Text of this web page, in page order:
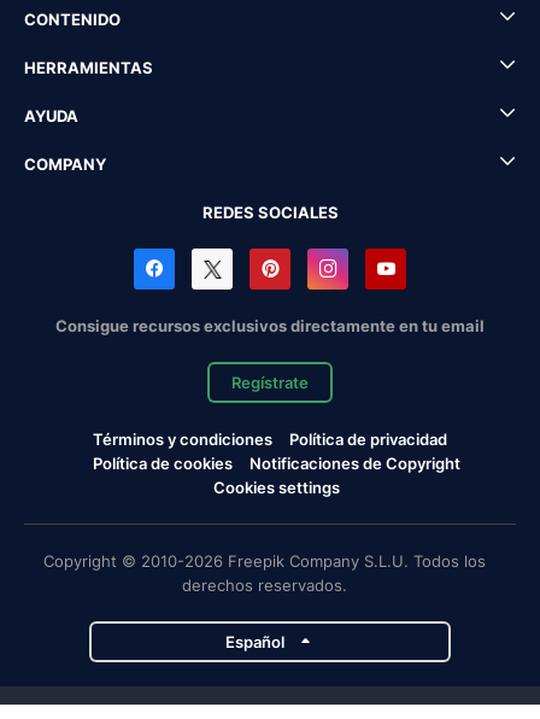
CONTENIDO
HERRAMIENTAS
AYUDA
COMPANY
REDES SOCIALES
Consigue recursos exclusivos directamente en tu email
Regístrate
Términos y condiciones
Política de privacidad
Política de cookies
Notificaciones de Copyright
Cookies settings
Copyright © 2010-2026 Freepik Company S.L.U. Todos los
derechos reservados.
Español